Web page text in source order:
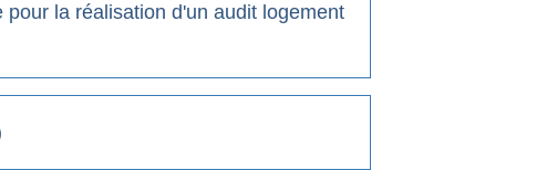
la réalisation d'un audit logement